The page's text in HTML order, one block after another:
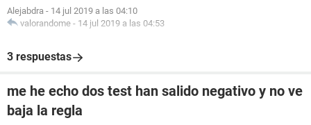
Alejabdra - 14 jul 2019 a las 04:10
valorandome - 14 jul 2019 a las 04:53
3 respuestas
me he echo dos test han salido negativo y no ve
baja la regla